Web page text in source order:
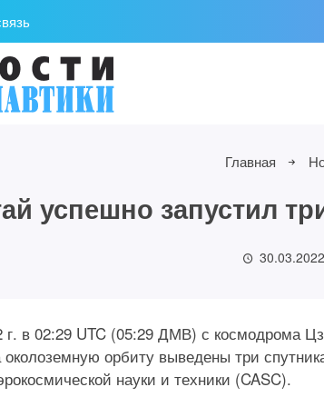
Главная
успешно запустил
30.03.2022
г. в 02:29 UTC (05:29 ДМВ) с космодрома
орбиту выведены три
науки и техники (CASC).